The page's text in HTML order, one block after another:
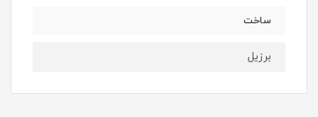
ساخت
برزیل